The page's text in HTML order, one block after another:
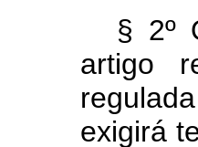
§ 2º
artigo
exigirá